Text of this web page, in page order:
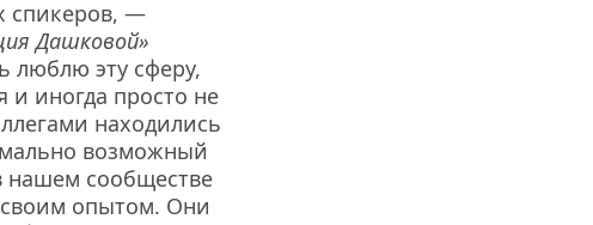
Дашковой»
люблю эту сферу,
и иногда просто не
находились
возможный
нашем сообществе
опытом. Они